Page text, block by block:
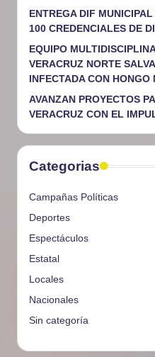
ENTREGA DIF
100 CREDENCIALES DE
EQUIPO
VERACRUZ NORTE
INFECTADA CON HONGO
AVANZAN PROYECTOS
VERACRUZ CON EL
Categorias
Campañas Políticas
Deportes
Espectáculos
Estatal
Locales
Nacionales
Sin categoría